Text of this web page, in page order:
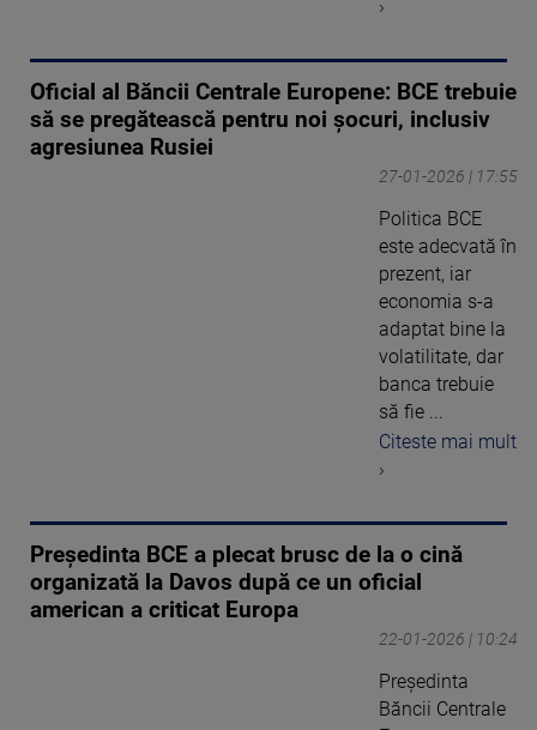
›
Oficial al Băncii Centrale Europene: BCE trebuie
să se pregătească pentru noi şocuri, inclusiv
agresiunea Rusiei
27-01-2026 | 17:55
Politica BCE
este adecvată în
prezent, iar
economia s-a
adaptat bine la
volatilitate, dar
banca trebuie
să fie ...
Citeste mai mult
›
Preşedinta BCE a plecat brusc de la o cină
organizată la Davos după ce un oficial
american a criticat Europa
22-01-2026 | 10:24
Președinta
Băncii Centrale